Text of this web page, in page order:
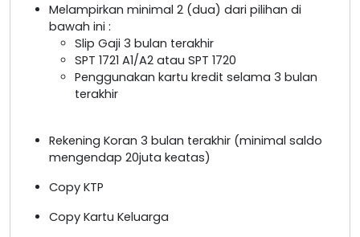
Melampirkan minimal 2 (dua) dari pilihan di
bawah ini :
Slip Gaji 3 bulan terakhir
SPT 1721 A1/A2 atau SPT 1720
Penggunakan kartu kredit selama 3 bulan
terakhir
Rekening Koran 3 bulan terakhir (minimal saldo
mengendap 20juta keatas)
Copy KTP
Copy Kartu Keluarga